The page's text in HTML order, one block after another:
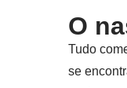
O
Tudo
se